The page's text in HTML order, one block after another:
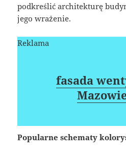
podkreślić architekturę
jego wrażenie.
Reklama
fasada
Popularne schematy